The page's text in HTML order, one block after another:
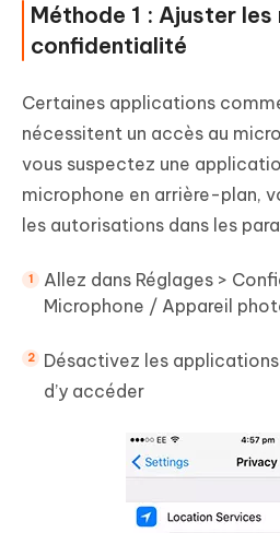
Méthode 1 : Ajuster
confidentialité
Certaines applications
nécessitent un accès au
vous suspectez une
microphone en arrière-plan,
les autorisations dans les
Allez dans Réglages >
Microphone / Appareil
Désactivez les applications
d’y accéder